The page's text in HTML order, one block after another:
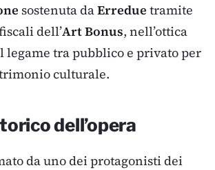
sostenuta daErredue tramite
dell’Art Bonus, nell’ottica
legame tra pubblico e privato per
culturale.
dell’opera
da uno dei protagonisti dei